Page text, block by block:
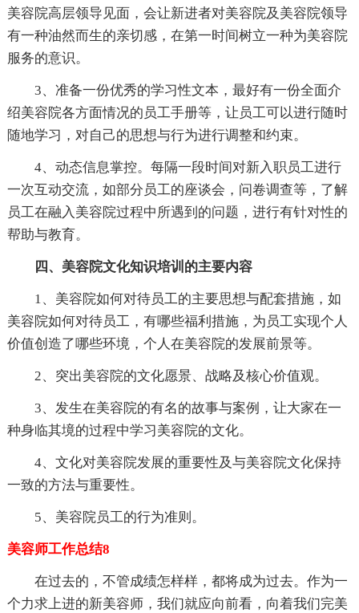
美容院高层领导见面，会让新进者对美容院及美容院领导
有一种油然而生的亲切感，在第一时间树立一种为美容院
服务的意识。
3、准备一份优秀的学习性文本，最好有一份全面介
绍美容院各方面情况的员工手册等，让员工可以进行随时
随地学习，对自己的思想与行为进行调整和约束。
4、动态信息掌控。每隔一段时间对新入职员工进行
一次互动交流，如部分员工的座谈会，问卷调查等，了解
员工在融入美容院过程中所遇到的问题，进行有针对性的
帮助与教育。
四、美容院文化知识培训的主要内容
1、美容院如何对待员工的主要思想与配套措施，如
美容院如何对待员工，有哪些福利措施，为员工实现个人
价值创造了哪些环境，个人在美容院的发展前景等。
2、突出美容院的文化愿景、战略及核心价值观。
3、发生在美容院的有名的故事与案例，让大家在一
种身临其境的过程中学习美容院的文化。
4、文化对美容院发展的重要性及与美容院文化保持
一致的方法与重要性。
5、美容院员工的行为准则。
美容师工作总结8
在过去的，不管成绩怎样样，都将成为过去。作为一
个力求上进的新美容师，我们就应向前看，向着我们完美